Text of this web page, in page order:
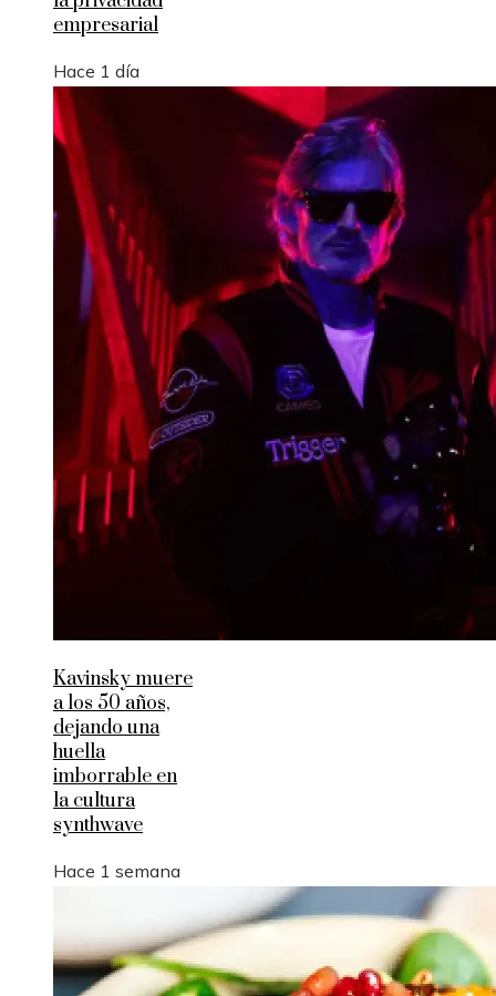
empresarial
Hace 1 día
Kavinsky muere
a los 50 años,
dejando una
huella
imborrable en
la cultura
synthwave
Hace 1 semana